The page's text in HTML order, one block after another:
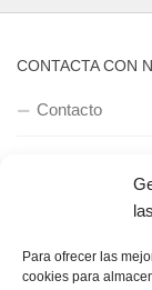
Para ofrecer las
cookies para
CONTACTA CON
Contacto
QUIENES SOMOS